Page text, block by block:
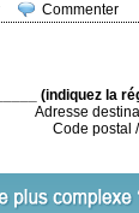
(indiquez la
Adresse
Code postal
Commenter